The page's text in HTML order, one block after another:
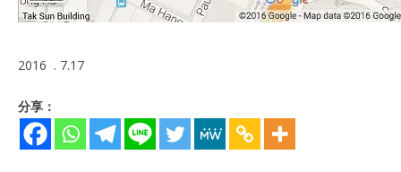
2016 . 7.17
分享：